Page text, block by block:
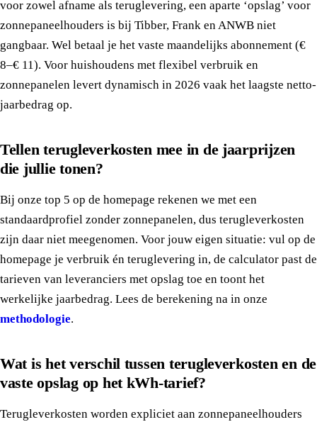
voor zowel afname als teruglevering, een aparte ‘opslag’ voor
zonnepaneelhouders is bij Tibber, Frank en ANWB niet
gangbaar. Wel betaal je het vaste maandelijks abonnement (€
8–€ 11). Voor huishoudens met flexibel verbruik en
zonnepanelen levert dynamisch in 2026 vaak het laagste netto-
jaarbedrag op.
Tellen terugleverkosten mee in de jaarprijzen
die jullie tonen?
Bij onze top 5 op de homepage rekenen we met een
standaardprofiel zonder zonnepanelen, dus terugleverkosten
zijn daar niet meegenomen. Voor jouw eigen situatie: vul op de
homepage je verbruik én teruglevering in, de calculator past de
tarieven van leveranciers met opslag toe en toont het
werkelijke jaarbedrag. Lees de berekening na in onze
methodologie.
Wat is het verschil tussen terugleverkosten en de
vaste opslag op het kWh-tarief?
Terugleverkosten worden expliciet aan zonnepaneelhouders